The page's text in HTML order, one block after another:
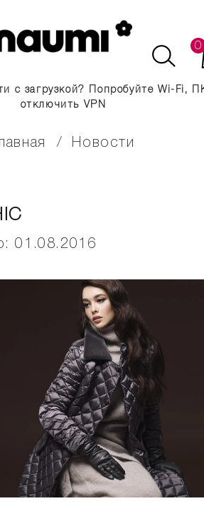
0
с загрузкой? Попробуйте Wi-Fi,
отключить VPN
новости
01.08.2016